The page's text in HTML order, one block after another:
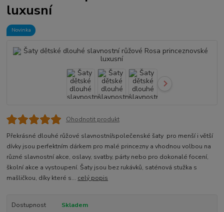
luxusní
Novinka
Ohodnotit produkt
Překrásné dlouhé růžové slavnostní/společenské šaty pro menší i větší
dívky jsou perfektním dárkem pro malé princezny a vhodnou volbou na
různé slavnostní akce, oslavy, svatby, párty nebo pro dokonalé focení,
školní akce a vystoupení. Šaty jsou bez rukávků, saténová stužka s
mašličkou, díky které s... celý popis
Dostupnost
Skladem